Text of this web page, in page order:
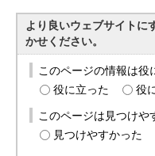
より良いウェブサイトに
かせください。
このページの情報は役
役に立った
役
このページは見つけや
見つけやすかった